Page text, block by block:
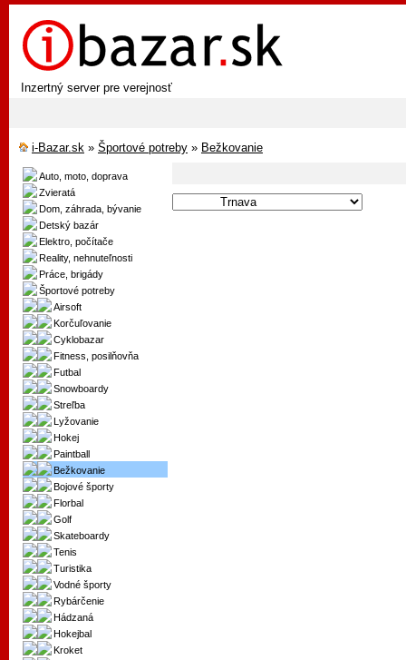
Inzertný server pre verejnosť
i-Bazar.sk » Športové potreby » Bežkovanie
Auto, moto, doprava
Zvieratá
Dom, záhrada, bývanie
Detský bazár
Elektro, počítače
Reality, nehnuteľnosti
Práce, brigády
Športové potreby
Airsoft
Korčuľovanie
Cyklobazar
Fitness, posilňovňa
Futbal
Snowboardy
Streľba
Lyžovanie
Hokej
Paintball
Bežkovanie
Bojové športy
Florbal
Golf
Skateboardy
Tenis
Turistika
Vodné športy
Rybárčenie
Hádzaná
Hokejbal
Kroket